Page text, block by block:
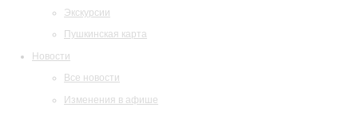
Экскурсии
Пушкинская карта
Новости
Все новости
Изменения в афише